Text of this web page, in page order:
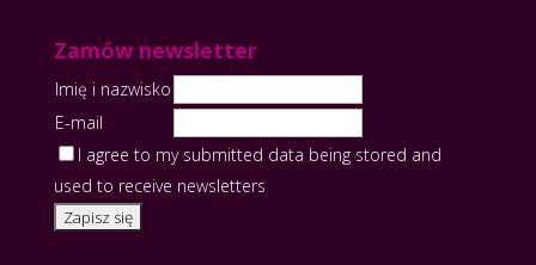
Zamów newsletter
Imię i nazwisko
E-mail
I agree to my submitted data being stored and
used to receive newsletters